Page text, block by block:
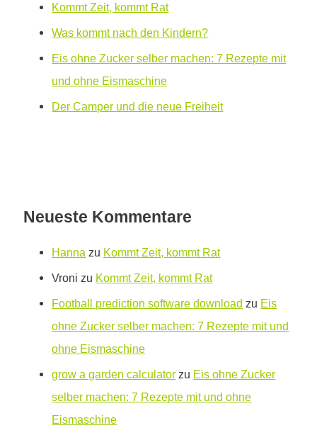
Kommt Zeit, kommt Rat
Was kommt nach den Kindern?
Eis ohne Zucker selber machen: 7 Rezepte mit
und ohne Eismaschine
Der Camper und die neue Freiheit
Neueste Kommentare
Hanna zu Kommt Zeit, kommt Rat
Vroni zu Kommt Zeit, kommt Rat
Football prediction software download zu Eis
ohne Zucker selber machen: 7 Rezepte mit und
ohne Eismaschine
grow a garden calculator zu Eis ohne Zucker
selber machen: 7 Rezepte mit und ohne
Eismaschine